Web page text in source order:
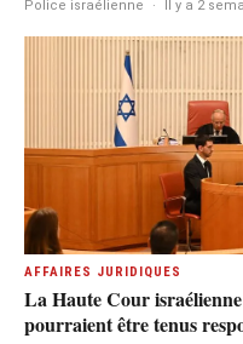
Police israélienne · Il y a 2
AFFAIRES JURIDIQUES
La Haute Cour
pourraient être tenus